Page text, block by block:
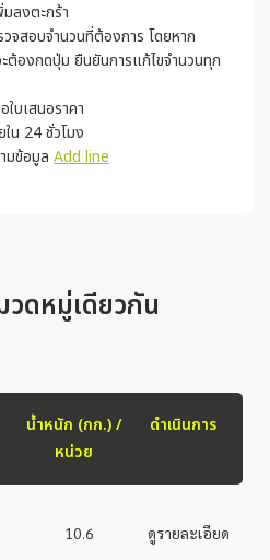
ลงตะกร้า
จสอบจำนวนที่ต้องการ โดยหาก
ต้องกดปุ่ม ยืนยันการแก้ไขจำนวนทุก
บเสนอราคา
น 24 ชั่วโมง
มข้อมูล Add line
วดหมู่เดียวกัน
น้ำหนัก (กก.) /
หน่วย
ดำเนินการ
10.6 ดูรายละเอียด